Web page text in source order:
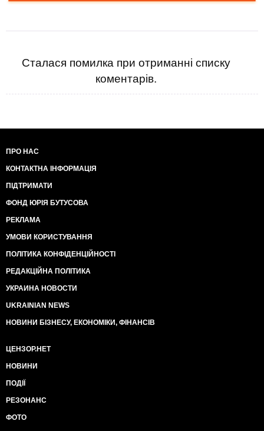
Сталася помилка при отриманні списку
коментарів.
ПРО НАС
КОНТАКТНА ІНФОРМАЦІЯ
ПІДТРИМАТИ
ФОНД ЮРІЯ БУТУСОВА
РЕКЛАМА
УМОВИ КОРИСТУВАННЯ
ПОЛІТИКА КОНФІДЕНЦІЙНОСТІ
РЕДАКЦІЙНА ПОЛІТИКА
УКРАИНА НОВОСТИ
UKRAINIAN NEWS
НОВИНИ БІЗНЕСУ, ЕКОНОМІКИ, ФІНАНСІВ
ЦЕНЗОР.НЕТ
НОВИНИ
ПОДІЇ
РЕЗОНАНС
ФОТО